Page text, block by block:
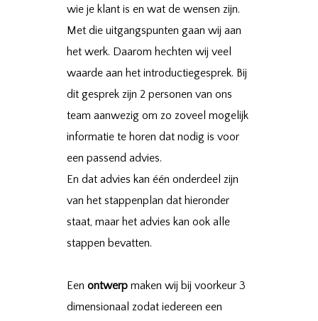
wie je klant is en wat de wensen zijn.
Met die uitgangspunten gaan wij aan
het werk. Daarom hechten wij veel
waarde aan het introductiegesprek. Bij
dit gesprek zijn 2 personen van ons
team aanwezig om zo zoveel mogelijk
informatie te horen dat nodig is voor
een passend advies.
En dat advies kan één onderdeel zijn
van het stappenplan dat hieronder
staat, maar het advies kan ook alle
stappen bevatten.
Een ontwerp maken wij bij voorkeur 3
dimensionaal zodat iedereen een